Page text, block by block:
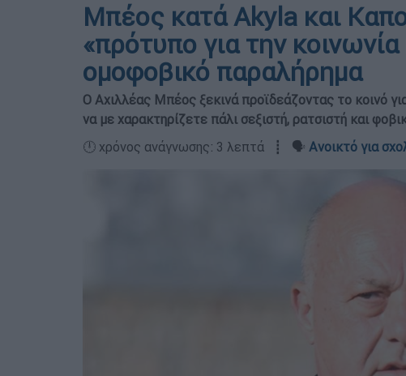
Μπέος κατά Akyla και
«πρότυπο για την
ομοφοβικό παραλήρημα
Ο Αχιλλέας Μπέος ξεκινά προϊδεάζοντας το κοινό
να με χαρακτηρίζετε πάλι σεξιστή, ρατσιστή και
🕛 χρόνος ανάγνωσης: 3 λεπτά ┋ 🗣️ Ανοικτό για